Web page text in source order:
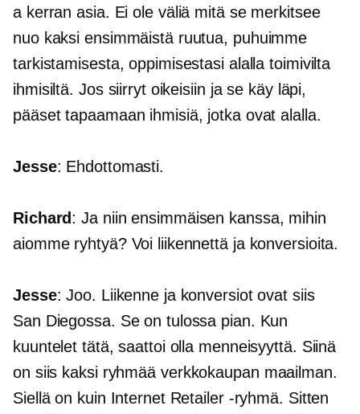
a kerran asia. Ei ole väliä mitä se merkitsee
nuo kaksi ensimmäistä ruutua, puhuimme
tarkistamisesta, oppimisestasi alalla toimivilta
ihmisiltä. Jos siirryt oikeisiin ja se käy läpi,
pääset tapaamaan ihmisiä, jotka ovat alalla.
Jesse: Ehdottomasti.
Richard: Ja niin ensimmäisen kanssa, mihin
aiomme ryhtyä? Voi liikennettä ja konversioita.
Jesse: Joo. Liikenne ja konversiot ovat siis
San Diegossa. Se on tulossa pian. Kun
kuuntelet tätä, saattoi olla menneisyyttä. Siinä
on siis kaksi ryhmää verkkokaupan maailman.
Siellä on kuin Internet Retailer -ryhmä. Sitten